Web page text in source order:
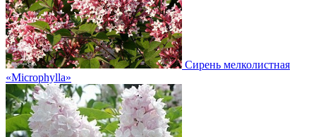
Сирень мелколистная
«Microphylla»